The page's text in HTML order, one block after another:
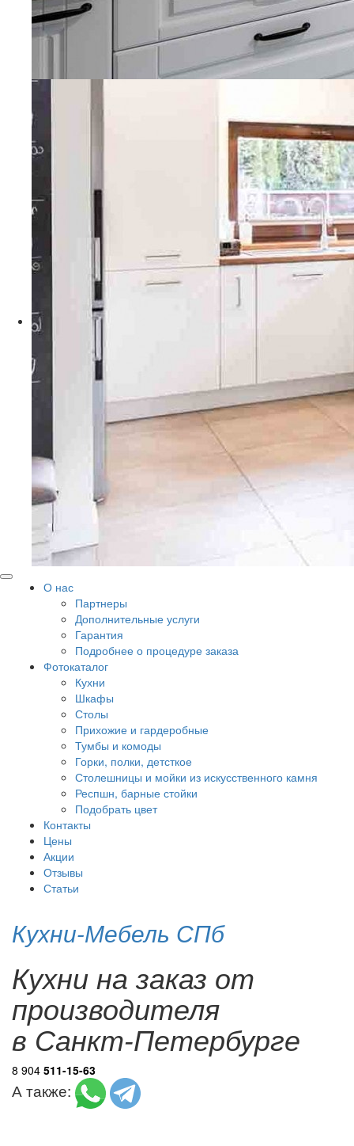
О нас
Партнеры
Дополнительные услуги
Гарантия
Подробнее о процедуре заказа
Фотокаталог
Кухни
Шкафы
Столы
Прихожие и гардеробные
Тумбы и комоды
Горки, полки, детсткое
Столешницы и мойки из искусственного камня
Респшн, барные стойки
Подобрать цвет
Контакты
Цены
Акции
Отзывы
Статьи
Кухни-Мебель СПб
Кухни на заказ от
производителя
в Санкт-Петербурге
8 904 511-15-63
А также: